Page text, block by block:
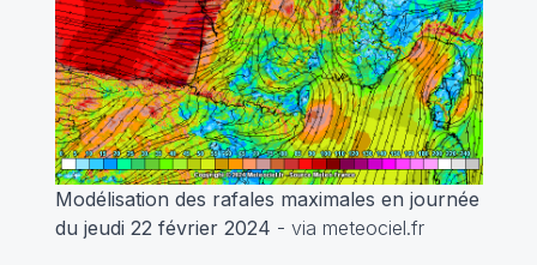
Modélisation des rafales maximales en journée
du jeudi 22 février 2024 - via meteociel.fr